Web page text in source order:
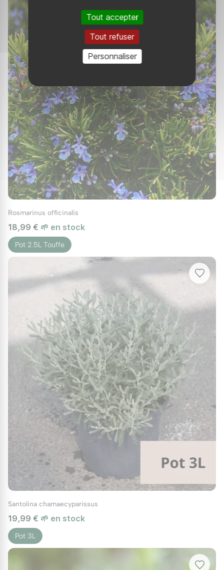
rocailles et les jardins secs. - Pots et jardinières : Les variétés
compactes d’euphorbes peuvent être cultivées en pots pour
décorer les terrasses et les balcons. - Plantes de fond : Les
grandes espèces d’euphorbes peuvent servir de toile de fond
pour d'autres plantes de jardin. Conclusion Les euphorbes sont
des plantes extrêmement diversifiées et robustes qui peuvent
apporter une touche unique à tout jardin. Que vous cherchiez à
ajouter des éléments décoratifs ou des plantes faciles à
entretenir, les euphorbes offrent une solution idéale. En suivant
les conseils de culture et en prenant les précautions
nécessaires, vous pourrez profiter de la beauté et des
avantages de ces plantes exceptionnelles dans votre propre
jardin. Explorez notre collection d'euphorbes sur notre site e-
commerce et trouvez la variété parfaite pour embellir votre
espace extérieur.
Rosmarinus officinalis
18,99 € 🌱 en stock
Pot 2.5L Touffe
Santolina chamaecyparissus
19,99 € 🌱 en stock
Pot 3L
Tout accepter
Tout refuser
Personnaliser